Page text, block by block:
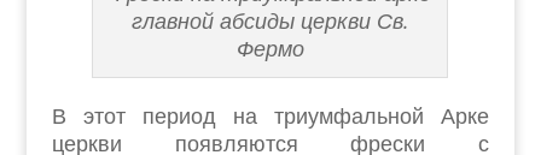
главной абсиды церкви Св.
Фермо
В этот период на триумфальной Арке
церкви появляются фрески с